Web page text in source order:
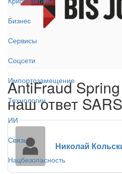
Бизнес
Сервисы
Соцсети
Импортозамещение
Технологии
ИИ
Связь
Нацбезопасность
AntiFraud
наш ответ
Николай